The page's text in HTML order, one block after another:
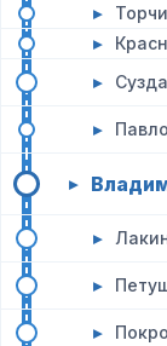
▸
▸
▸
▸
▸
▸
▸
▸